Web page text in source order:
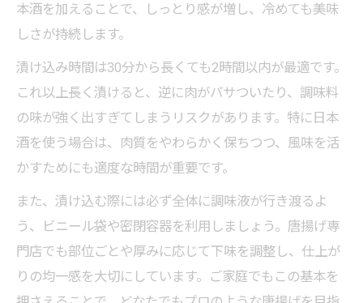
本酒を加えることで、しっとり感が増し、冷めても美味
しさが持続します。
漬け込み時間は30分から長くても2時間以内が最適です。
これ以上長く漬けると、逆に肉がパサついたり、調味料
の味が強く出すぎてしまうリスクがあります。特に日本
酒を使う場合は、肉質をやわらかく保ちつつ、風味を活
かすためにも適度な時間が重要です。
また、漬け込む際には必ず全体に調味液が行き渡るよ
う、ビニール袋や密閉容器を利用しましょう。唐揚げ専
門店でも部位ごとや厚みに応じて下味を調整し、仕上が
りの均一感を大切にしています。ご家庭でもこの基本を